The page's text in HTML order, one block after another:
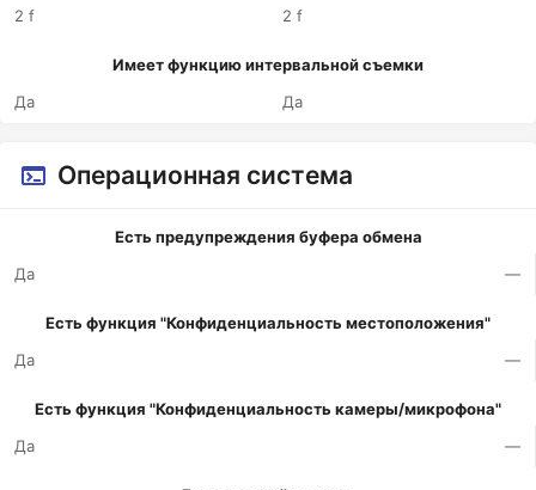
2 f
2 f
Имеет функцию интервальной съемки
Да
Да
Операционная система
Есть предупреждения буфера обмена
Да
—
Есть функция "Конфиденциальность местоположения"
Да
—
Есть функция "Конфиденциальность камеры/микрофона"
Да
—